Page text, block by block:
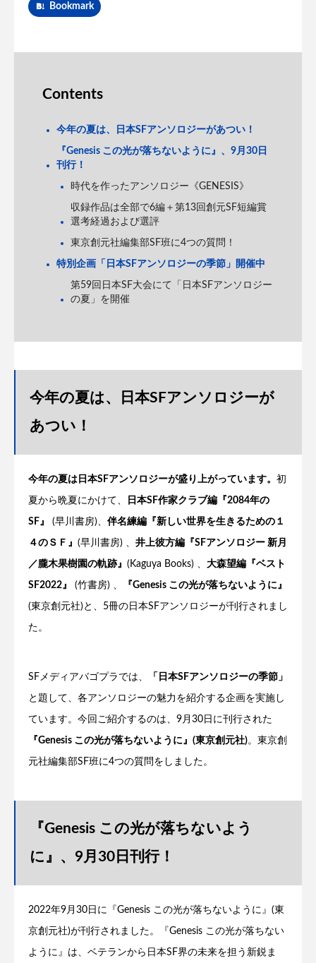
Bookmark
Contents
今年の夏は、日本SFアンソロジーがあつい！
『Genesis この光が落ちないように』、9月30日
刊行！
時代を作ったアンソロジー《GENESIS》
収録作品は全部で6編＋第13回創元SF短編賞
選考経過および選評
東京創元社編集部SF班に4つの質問！
特別企画「日本SFアンソロジーの季節」開催中
第59回日本SF大会にて「日本SFアンソロジー
の夏」を開催
今年の夏は、日本SFアンソロジーが
あつい！
今年の夏は日本SFアンソロジーが盛り上がっています。 初
夏から晩夏にかけて、 日本SF作家クラブ編『2084年の
SF』 (早川書房)、 伴名練編『新しい世界を生きるための１
４のＳＦ』 (早川書房) 、 井上彼方編『SFアンソロジー 新月
／朧木果樹園の軌跡』 (Kaguya Books) 、 大森望編『ベスト
SF2022』 (竹書房) 、 『Genesis この光が落ちないように』
(東京創元社)と、5冊の日本SFアンソロジーが刊行されまし
た。
SFメディアバゴプラでは、 「日本SFアンソロジーの季節」
と題して、各アンソロジーの魅力を紹介する企画を実施し
ています。今回ご紹介するのは、9月30日に刊行された
『Genesis この光が落ちないように』(東京創元社)。東京創
元社編集部SF班に4つの質問をしました。
『Genesis この光が落ちないよう
に』、9月30日刊行！
2022年9月30日に『Genesis この光が落ちないように』(東
京創元社)が刊行されました。『Genesis この光が落ちない
ように』は、ベテランから日本SF界の未来を担う新鋭ま